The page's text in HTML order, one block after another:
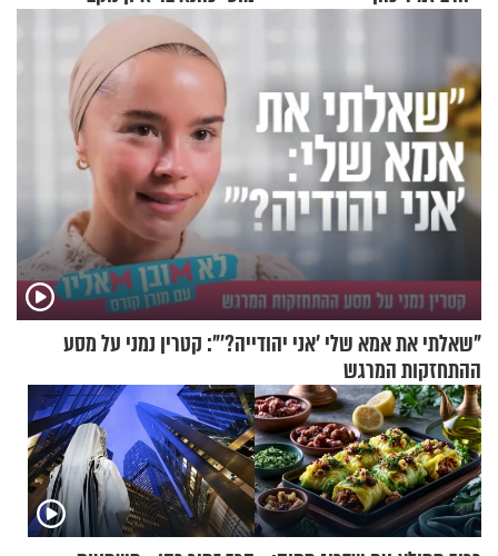
"שאלתי את אמא שלי 'אני יהודייה?'": קטרין נמני על מסע
ההתחזקות המרגש